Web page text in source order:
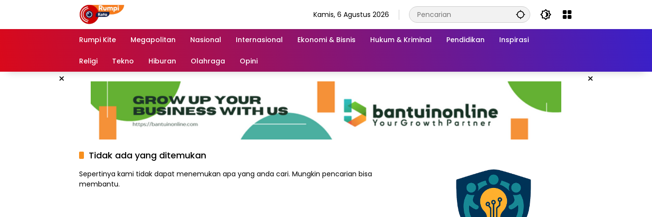
Kamis, 6 Agustus 2026
Rumpi Kite Megapolitan Nasional Internasional Ekonomi & Bisnis Hukum & Kriminal Pendidikan Inspirasi
Religi Tekno Hiburan Olahraga Opini
× ×
Tidak ada yang ditemukan
Sepertinya kami tidak dapat menemukan apa yang anda cari. Mungkin pencarian bisa
membantu.